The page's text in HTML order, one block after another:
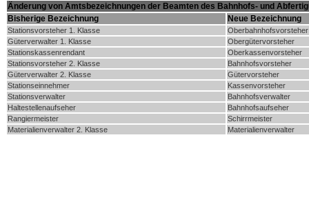
Änderung von Amtsbezeichnungen der Beamten des Bahnhofs- und
Bisherige Bezeichnung
Neue Bezeichnung
Stationsvorsteher 1. Klasse
Oberbahnhofsvorsteher
Güterverwalter 1. Klasse
Obergütervorsteher
Stationskassenrendant
Oberkassenvorsteher
Stationsvorsteher 2. Klasse
Bahnhofsvorsteher
Güterverwalter 2. Klasse
Gütervorsteher
Stationseinnehmer
Kassenvorsteher
Stationsverwalter
Bahnhofsverwalter
Haltestellenaufseher
Bahnhofsaufseher
Rangiermeister
Schirrmeister
Materialienverwalter 2. Klasse
Materialienverwalter